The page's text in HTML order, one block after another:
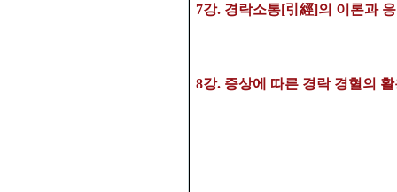
7강. 경락소통[引經]의 이론과
8강. 증상에 따른 경락 경혈의 활